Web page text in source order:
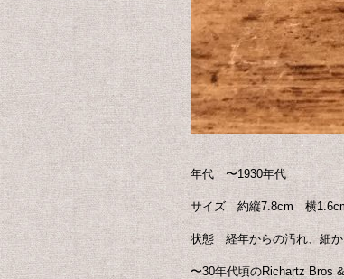
年代 〜1930年代
サイズ 約縦7.8cm 横
状態 経年からの汚れ、細か
〜30年代頃のRichartz Bros